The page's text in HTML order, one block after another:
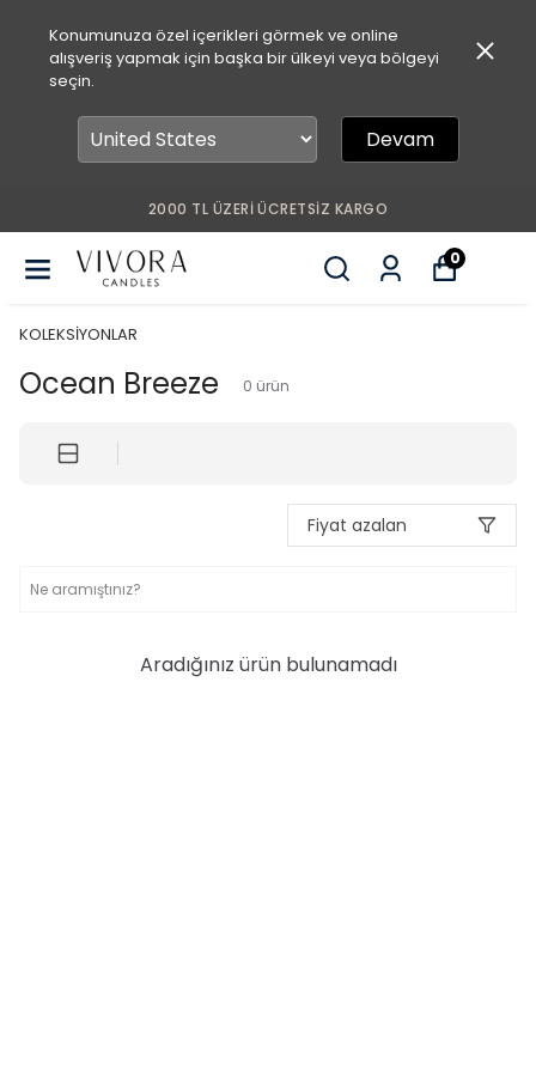
Konumunuza özel içerikleri görmek ve online
alışveriş yapmak için başka bir ülkeyi veya bölgeyi
seçin.
Devam
2000 TL ÜZERİ ÜCRETSİZ KARGO
0
KOLEKSİYONLAR
Ocean Breeze 0 ürün
Fiyat azalan
Aradığınız ürün bulunamadı